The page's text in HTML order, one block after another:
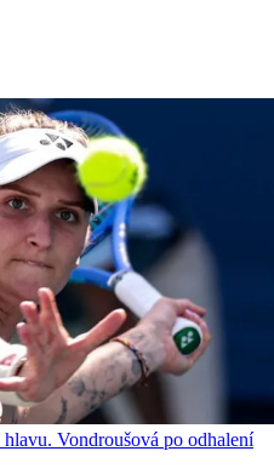
Vondroušová po odhalení